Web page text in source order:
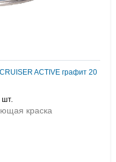
ACTIVE графит 20
шт.
краска